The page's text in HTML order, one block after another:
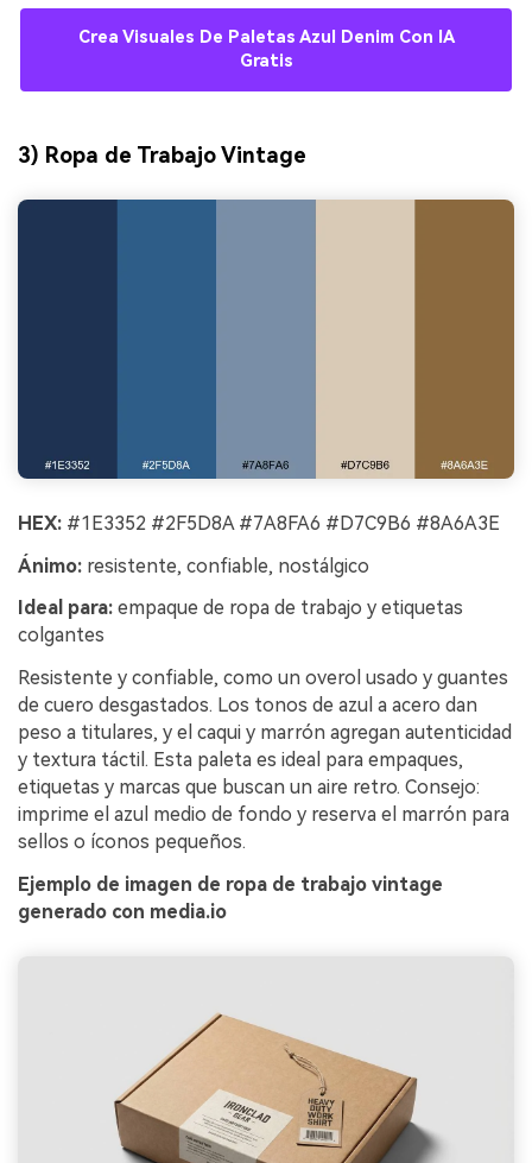
Crea Visuales De Paletas Azul Denim Con IA
Gratis
3) Ropa de Trabajo Vintage
HEX: #1E3352 #2F5D8A #7A8FA6 #D7C9B6 #8A6A3E
Ánimo: resistente, confiable, nostálgico
Ideal para: empaque de ropa de trabajo y etiquetas
colgantes
Resistente y confiable, como un overol usado y guantes
de cuero desgastados. Los tonos de azul a acero dan
peso a titulares, y el caqui y marrón agregan autenticidad
y textura táctil. Esta paleta es ideal para empaques,
etiquetas y marcas que buscan un aire retro. Consejo:
imprime el azul medio de fondo y reserva el marrón para
sellos o íconos pequeños.
Ejemplo de imagen de ropa de trabajo vintage
generado con media.io